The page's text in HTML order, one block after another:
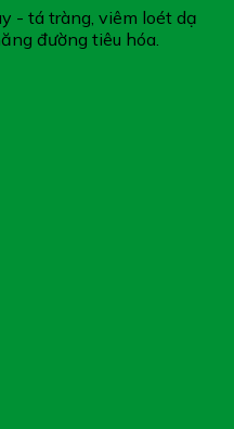
- tá tràng, viêm loét dạ
đường tiêu hóa.